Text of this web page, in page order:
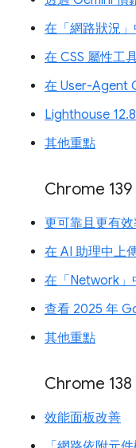
在「網路狀況
在 CSS 屬性工
在 User-Agent
Lighthouse
其他重點
Chrome 139
更可靠且更有
在 AI 助理中上
在「Network」
查看 2025 年
其他重點
Chrome 138
效能面板改善